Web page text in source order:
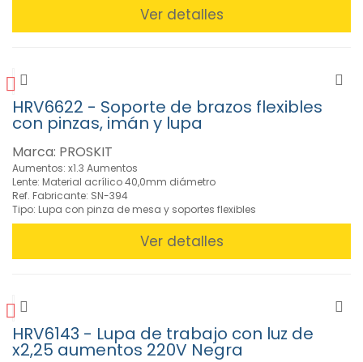
(351)
FILTROS
BUSCADOR
CARACTERISTICAS
MARCAS
Ver detalles
HRV6622 - Soporte de brazos flexibles
con pinzas, imán y lupa
Marca: PROSKIT
Aumentos: x1.3 Aumentos
Lente: Material acrílico 40,0mm diámetro
Ref. Fabricante: SN-394
Tipo: Lupa con pinza de mesa y soportes flexibles
Ver detalles
HRV6143 - Lupa de trabajo con luz de
x2,25 aumentos 220V Negra